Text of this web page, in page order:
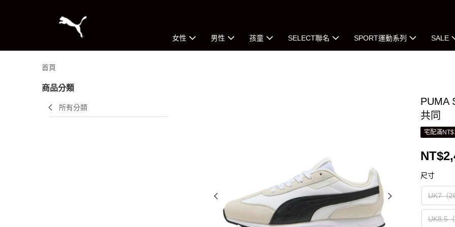
女性 男性 孩童 SELECT聯名 SPORT運動系列 SALE
首頁
商品分類
所有分類
PUMA
共同
宅配滿
尺寸
UK7（
UK8.5